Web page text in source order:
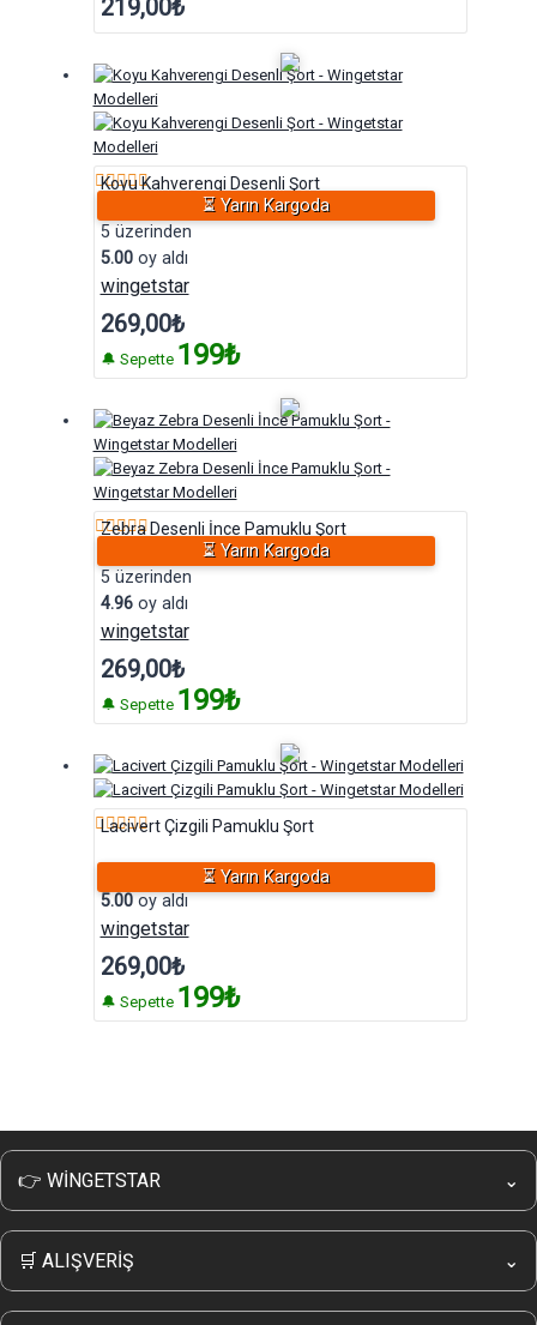
219,00₺
⏳ Yarın Kargoda
Koyu Kahverengi Desenli Şort
5 üzerinden
5.00oy aldı
wingetstar
269,00₺
🔔 Sepette 199₺
⏳ Yarın Kargoda
Zebra Desenli İnce Pamuklu Şort
5 üzerinden
4.96oy aldı
wingetstar
269,00₺
🔔 Sepette 199₺
⏳ Yarın Kargoda
Lacivert Çizgili Pamuklu Şort
5.00oy aldı
wingetstar
269,00₺
🔔 Sepette 199₺
👉 WİNGETSTAR ⌄
İletişim
Sıkça Sorulan Sorular
🛒 ALIŞVERİŞ ⌄